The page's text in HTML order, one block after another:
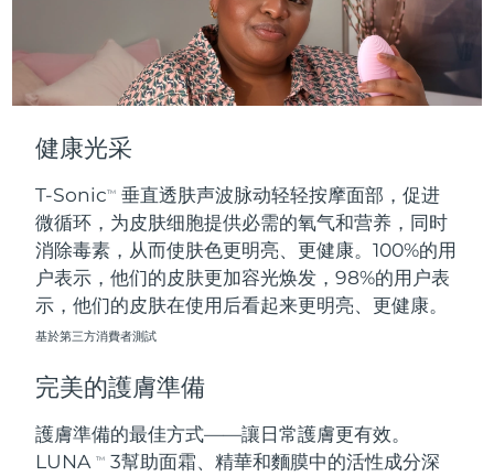
健康光采
T-SonicTM
垂直透肤声波脉动轻轻按摩面部，促进
微循环，为皮肤细胞提供必需的氧气和营养，同时
消除毒素，从而使肤色更明亮、更健康。100%的用
户表示，他们的皮肤更加容光焕发，98%的用户表
示，他们的皮肤在使用后看起来更明亮、更健康。
基於第三方消費者測試
完美的護膚準備
護膚準備的最佳方式——讓日常護膚更有效。
LUNATM
3幫助面霜、精華和麵膜中的活性成分深
預計送達日期8/8/26
台灣 預計送達日期8/13/26
泰國
土耳其 預計送達日期8/9/26
阿拉伯聯合大公國 預計送達日期8/9/26
英國 預計送達日期8/8/26
美國
烏茲別克
越南 預計送達日期